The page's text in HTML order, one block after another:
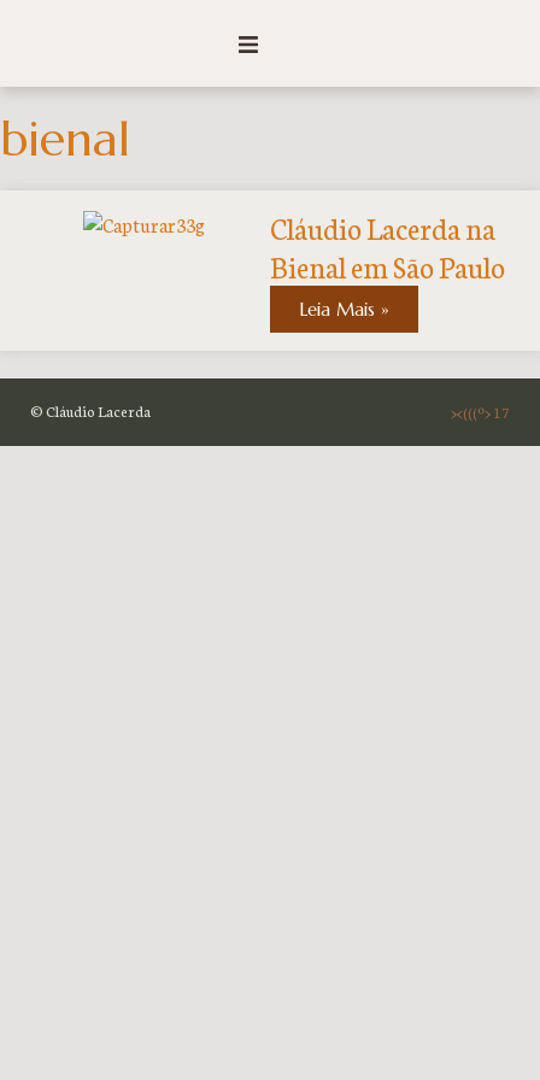
bienal
Cláudio Lacerda na
Bienal em São Paulo
Leia Mais »
© Cláudio Lacerda ><(((º> 17